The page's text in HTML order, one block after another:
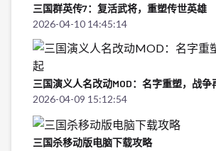
三国群英传7：复活武将，重塑传世英雄
2026-04-10 14:45:14
三国演义人名改动MOD：名字重塑，战争
2026-04-09 15:12:54
三国杀移动版电脑下载攻略